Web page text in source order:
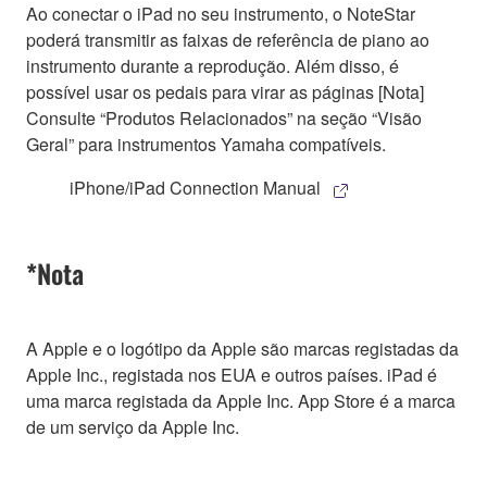
Ao conectar o iPad no seu instrumento, o NoteStar
poderá transmitir as faixas de referência de piano ao
instrumento durante a reprodução. Além disso, é
possível usar os pedais para virar as páginas [Nota]
Consulte “Produtos Relacionados” na seção “Visão
Geral” para instrumentos Yamaha compatíveis.
iPhone/iPad Connection Manual
*Nota
A Apple e o logótipo da Apple são marcas registadas da
Apple Inc., registada nos EUA e outros países. iPad é
uma marca registada da Apple Inc. App Store é a marca
de um serviço da Apple Inc.